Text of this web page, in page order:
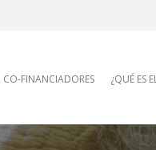
CO-FINANCIADORES ¿QUÉ ES